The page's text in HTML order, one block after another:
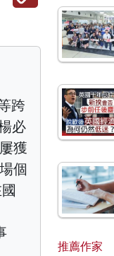
跨
必
獲
個
推薦作家